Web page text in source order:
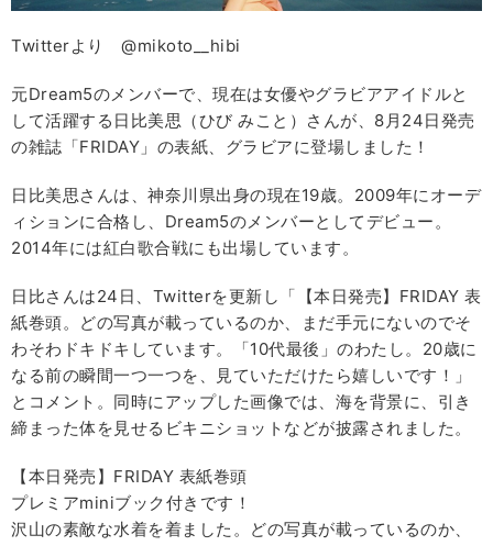
Twitterより @mikoto__hibi
元Dream5のメンバーで、現在は女優やグラビアアイドルと
して活躍する日比美思（ひび みこと）さんが、8月24日発売
の雑誌「FRIDAY」の表紙、グラビアに登場しました！
日比美思さんは、神奈川県出身の現在19歳。2009年にオーデ
ィションに合格し、Dream5のメンバーとしてデビュー。
2014年には紅白歌合戦にも出場しています。
日比さんは24日、Twitterを更新し「【本日発売】FRIDAY 表
紙巻頭。どの写真が載っているのか、まだ手元にないのでそ
わそわドキドキしています。「10代最後」のわたし。20歳に
なる前の瞬間一つ一つを、見ていただけたら嬉しいです！」
とコメント。同時にアップした画像では、海を背景に、引き
締まった体を見せるビキニショットなどが披露されました。
【本日発売】FRIDAY 表紙巻頭
プレミアminiブック付きです！
沢山の素敵な水着を着ました。どの写真が載っているのか、